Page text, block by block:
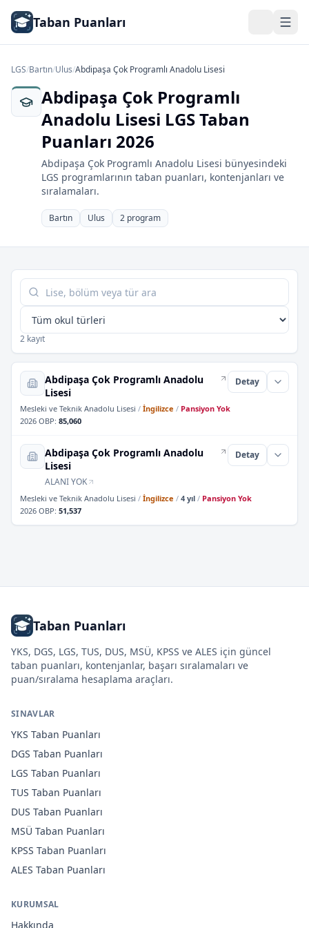
Taban Puanları
LGS/Bartın/Ulus/Abdipaşa Çok Programlı Anadolu Lisesi
Abdipaşa Çok Programlı
Anadolu Lisesi LGS Taban
Puanları 2026
Abdipaşa Çok Programlı Anadolu Lisesi bünyesindeki
LGS programlarının taban puanları, kontenjanları ve
sıralamaları.
Bartın Ulus 2 program
Tabloda ara
2 kayıt
Abdipaşa Çok Programlı Anadolu
Lisesi
Detay
Mesleki ve Teknik Anadolu Lisesi / İngilizce / Pansiyon Yok
2026 OBP: 85,060
Abdipaşa Çok Programlı Anadolu
Lisesi
ALANI YOK
Detay
Mesleki ve Teknik Anadolu Lisesi / İngilizce / 4 yıl / Pansiyon Yok
2026 OBP: 51,537
Taban Puanları
YKS, DGS, LGS, TUS, DUS, MSÜ, KPSS ve ALES için güncel
taban puanları, kontenjanlar, başarı sıralamaları ve
puan/sıralama hesaplama araçları.
SINAVLAR
YKS Taban Puanları
DGS Taban Puanları
LGS Taban Puanları
TUS Taban Puanları
DUS Taban Puanları
MSÜ Taban Puanları
KPSS Taban Puanları
ALES Taban Puanları
KURUMSAL
Hakkında